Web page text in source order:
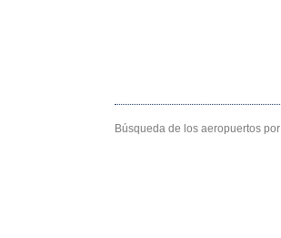
Búsqueda de los aeropuertos